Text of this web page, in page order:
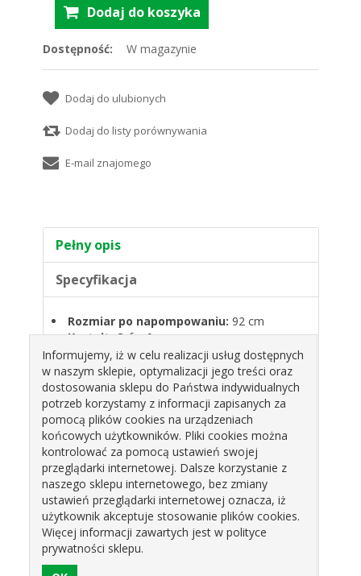
Dostępność: W magazynie
Pełny opis
Specyfikacja
Rozmiar po napompowaniu: 92 cm
Kształt: Cyfra 9
Kolor: Złoty
Balony są przeznaczone do napełnienia
helem.
Napełnienie ich powietrzem spowoduje, że
balony nie będą się unosić.
Balony nie są napełnione helem ani
powietrzem.
Balon posiada zawór samozamykający.
Produkty pokrewne
Informujemy, iż w celu realizacji usług dostępnych
w naszym sklepie, optymalizacji jego treści oraz
dostosowania sklepu do Państwa indywidualnych
potrzeb korzystamy z informacji zapisanych za
pomocą plików cookies na urządzeniach
końcowych użytkowników. Pliki cookies można
kontrolować za pomocą ustawień swojej
przeglądarki internetowej. Dalsze korzystanie z
naszego sklepu internetowego, bez zmiany
ustawień przeglądarki internetowej oznacza, iż
użytkownik akceptuje stosowanie plików cookies.
Więcej informacji zawartych jest w polityce
prywatności sklepu.